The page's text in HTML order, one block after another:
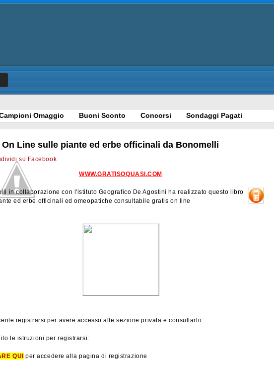
Omaggio Buoni Sconto Concorsi Sondaggi Pagati
Line sulle piante ed erbe officinali da Bonomelli
su Facebook
WWW.GRATISOQUASI.COM
in collaborazione con l'istituto Geografico De Agostini ha realizzato questo libro
ed erbe officinali ed omeopatiche consultabile gratis on line
registrarsi per avere accesso alle sezione privata e consultarlo.
le istruzioni per registrarsi:
QUI per accedere alla pagina di registrazione